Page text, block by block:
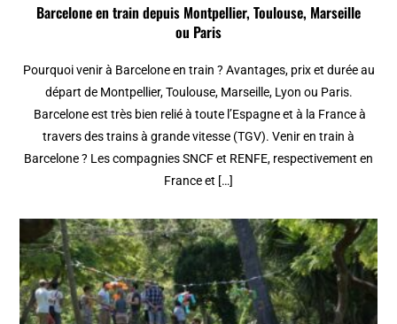
Barcelone en train depuis Montpellier, Toulouse, Marseille
ou Paris
Pourquoi venir à Barcelone en train ? Avantages, prix et durée au
départ de Montpellier, Toulouse, Marseille, Lyon ou Paris.
Barcelone est très bien relié à toute l’Espagne et à la France à
travers des trains à grande vitesse (TGV). Venir en train à
Barcelone ? Les compagnies SNCF et RENFE, respectivement en
France et […]